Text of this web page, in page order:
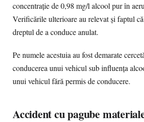
concentrație de 0,98 mg/l alcool pur în
Verificările ulterioare au relevat și faptul
dreptul de a conduce anulat.
Pe numele acestuia au fost demarate
conducerea unui vehicul sub influența
unui vehicul fără permis de conducere.
Accident cu pagube